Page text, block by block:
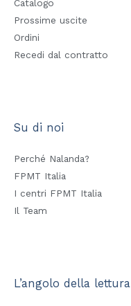
Catalogo
Prossime uscite
Ordini
Recedi dal contratto
Su di noi
Perché Nalanda?
FPMT Italia
I centri FPMT Italia
Il Team
L’angolo della lettura